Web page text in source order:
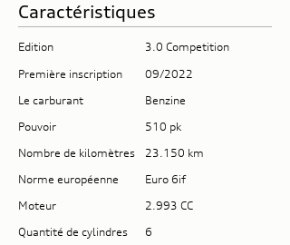
Caractéristiques
Edition
3.0 Competition
Première inscription
09/2022
Le carburant
Benzine
Pouvoir
510 pk
Nombre de kilomètres
23.150 km
Norme européenne
Euro 6if
Moteur
2.993 CC
Quantité de cylindres
6